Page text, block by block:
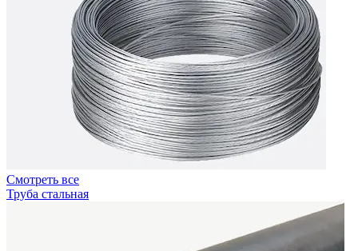
Смотреть все
Труба стальная